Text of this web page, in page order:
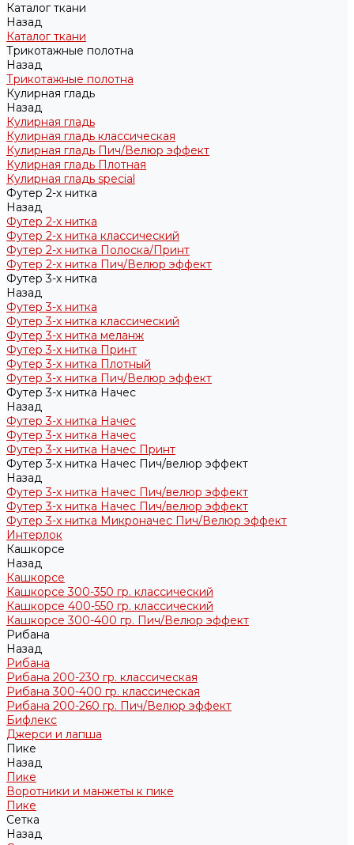
Каталог ткани
Назад
Каталог ткани
Трикотажные полотна
Назад
Трикотажные полотна
Кулирная гладь
Назад
Кулирная гладь
Кулирная гладь классическая
Кулирная гладь Пич/Велюр эффект
Кулирная гладь Плотная
Кулирная гладь special
Футер 2-х нитка
Назад
Футер 2-х нитка
Футер 2-х нитка классический
Футер 2-х нитка Полоска/Принт
Футер 2-х нитка Пич/Велюр эффект
Футер 3-х нитка
Назад
Футер 3-х нитка
Футер 3-х нитка классический
Футер 3-х нитка меланж
Футер 3-х нитка Принт
Футер 3-х нитка Плотный
Футер 3-х нитка Пич/Велюр эффект
Футер 3-х нитка Начес
Назад
Футер 3-х нитка Начес
Футер 3-х нитка Начес
Футер 3-х нитка Начес Принт
Футер 3-х нитка Начес Пич/велюр эффект
Назад
Футер 3-х нитка Начес Пич/велюр эффект
Футер 3-х нитка Начес Пич/велюр эффект
Футер 3-х нитка Микроначес Пич/Велюр эффект
Интерлок
Кашкорсе
Назад
Кашкорсе
Кашкорсе 300-350 гр. классический
Кашкорсе 400-550 гр. классический
Кашкорсе 300-400 гр. Пич/Велюр эффект
Рибана
Назад
Рибана
Рибана 200-230 гр. классическая
Рибана 300-400 гр. классическая
Рибана 200-260 гр. Пич/Велюр эффект
Бифлекс
Джерси и лапша
Пике
Назад
Пике
Воротники и манжеты к пике
Пике
Сетка
Назад